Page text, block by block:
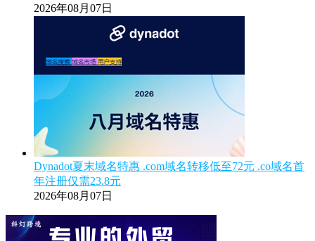
2026年08月07日
Dynadot夏末域名特惠 .com域名转移低至72元 .co域名首
年注册仅需23.8元
2026年08月07日